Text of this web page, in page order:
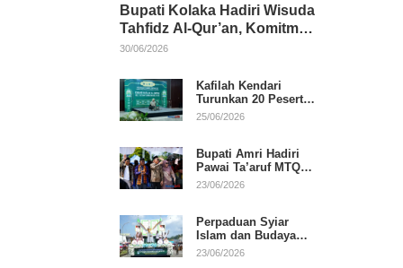
Bupati Kolaka Hadiri Wisuda
Tahfidz Al-Qur’an, Komitmen
Dukung Pendidikan
30/06/2026
Kafilah Kendari
Turunkan 20 Peserta
pada Hari Pertama
25/06/2026
Bupati Amri Hadiri
Pawai Ta’aruf MTQ
XXXI Sultra, Beri
23/06/2026
Perpaduan Syiar
Islam dan Budaya
Warnai Pawai Ta’aruf
23/06/2026